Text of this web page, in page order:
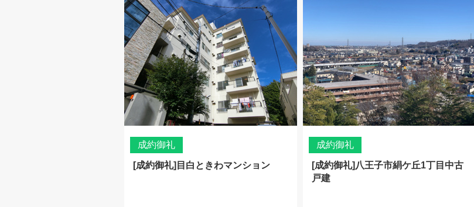
成約御礼
[成約御礼]目白ときわマンション
成約御礼
[成約御礼]八王子市絹ケ丘1丁目中古
戸建